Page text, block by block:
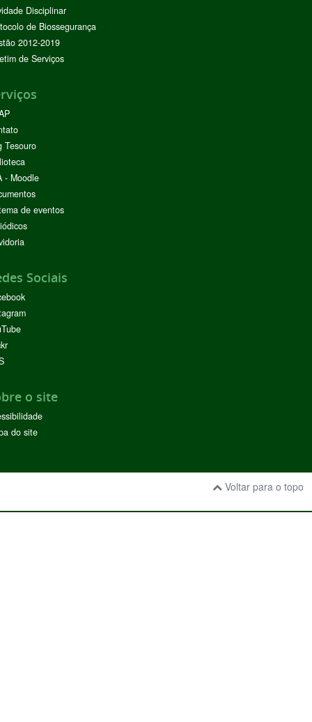
Disciplinar
de Biossegurança
2012-2019
de Serviços
Tesouro
- Moodle
de eventos
Sociais
o site
do site
Voltar para o topo